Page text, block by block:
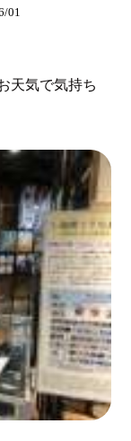
01
天気で気持ち